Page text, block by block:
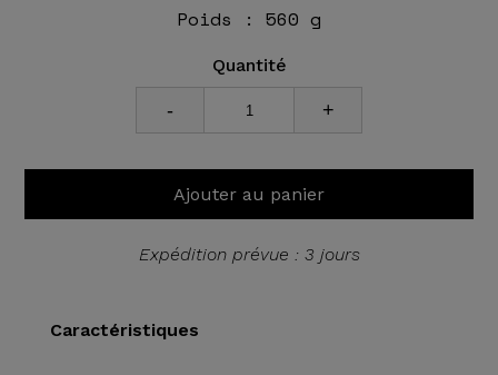
Poids : 560 g
Quantité
- +
Ajouter au panier
Expédition prévue : 3 jours
Caractéristiques